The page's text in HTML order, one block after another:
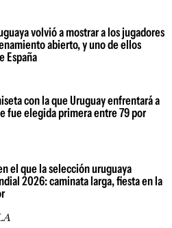
volvió a mostrar a los jugadores
abierto, y uno de ellos
España
con la que Uruguay enfrentará a
fue elegida primera entre 79 por
el que la selección uruguaya
2026: caminata larga, fiesta en la